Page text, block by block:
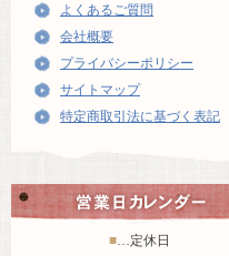
よくあるご質問
会社概要
プライバシーポリシー
サイトマップ
特定商取引法に基づく表記
■…定休日